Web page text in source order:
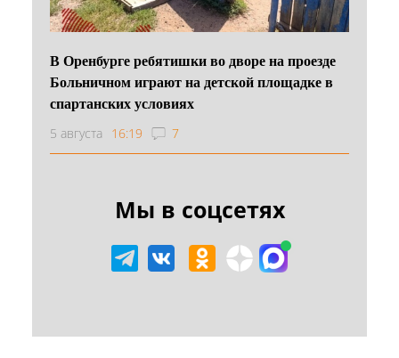
В Оренбурге ребятишки во дворе на проезде
Больничном играют на детской площадке в
спартанских условиях
5 августа 16:19 7
Мы в соцсетях